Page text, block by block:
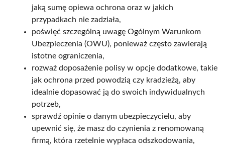
jaką sumę opiewa ochrona oraz w jakich
przypadkach nie zadziała,
poświęć szczególną uwagę Ogólnym Warunkom
Ubezpieczenia (OWU), ponieważ często zawierają
istotne ograniczenia,
rozważ doposażenie polisy w opcje dodatkowe, takie
jak ochrona przed powodzią czy kradzieżą, aby
idealnie dopasować ją do swoich indywidualnych
potrzeb,
sprawdź opinie o danym ubezpieczycielu, aby
upewnić się, że masz do czynienia z renomowaną
firmą, która rzetelnie wypłaca odszkodowania,